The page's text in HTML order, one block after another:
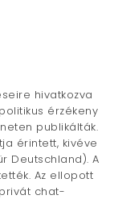
hivatkozva
érzékeny
publikálták.
érintett, kivéve
Deutschland). A
Az ellopott
chat-